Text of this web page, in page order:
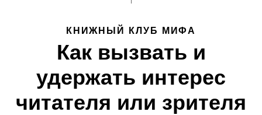
КНИЖНЫЙ КЛУБ МИФА
Как вызвать и
удержать интерес
читателя или зрителя